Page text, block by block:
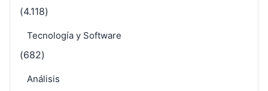
(4.118)
Tecnología y Software
(682)
Análisis